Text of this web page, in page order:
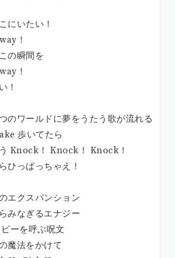
にいたい！
！
の瞬間を
！
！
のワールドに夢をうたう歌が流れる
歩いてたら
Knock！ Knock！ Knock！
ひっぱっちゃえ！
エクスパンション
みなぎるエナジー
ーを呼ぶ呪文
魔法をかけて